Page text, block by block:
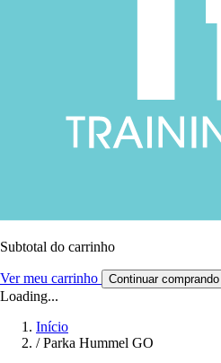
Subtotal do carrinho
Ver meu carrinho Continuar comprando
Loading...
Início
/ Parka Hummel GO